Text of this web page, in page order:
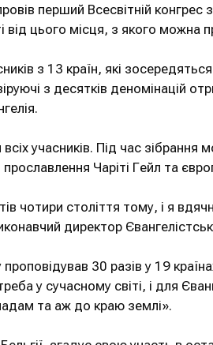
перший Всесвітній конгрес
від цього місця, з якого можна
з 13 країн, які
з десятків деномінацій
учасників. Під час зібрання
Чаріті Гейл та
чотири століття тому, і я
директор
30 разів у 19
у сучасному світі, і для
та аж до краю землі».